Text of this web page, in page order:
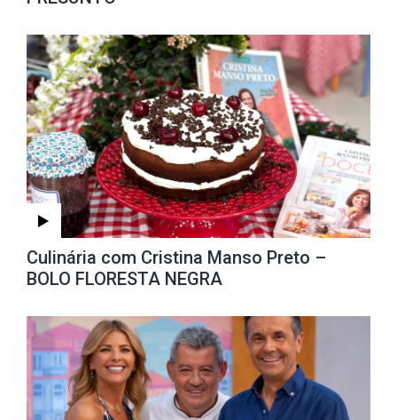
Culinária com Cristina Manso Preto –
BOLO FLORESTA NEGRA